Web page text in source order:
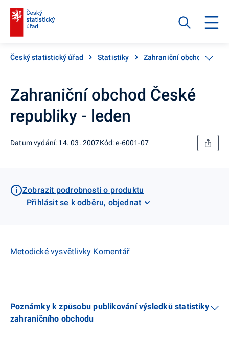
Český statistický úřad Statistiky Zahraniční obchod
Zahraniční obchod České
republiky - leden
Datum vydání: 14. 03. 2007Kód: e-6001-07
Zobrazit podrobnosti o produktu
Přihlásit se k odběru, objednat
Metodické vysvětlivky Komentář
Poznámky k způsobu publikování výsledků statistiky
zahraničního obchodu